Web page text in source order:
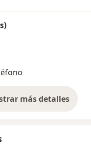
más detalles
sobre la dirección